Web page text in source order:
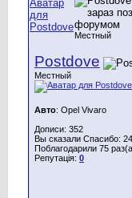
Местный
Postdove
Местный
Авто: Opel Vivaro
Дописи: 352
Вы сказали Спасибо: 24
Поблагодарили 75
Репутація: 0